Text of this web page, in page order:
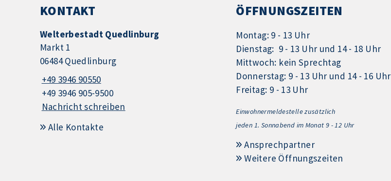
KONTAKT
Welterbestadt Quedlinburg
Markt 1
06484 Quedlinburg
+49 3946 90550
+49 3946 905-9500
Nachricht schreiben
Alle Kontakte
ÖFFNUNGSZEITEN
Montag: 9 - 13 Uhr
Dienstag: 9 - 13 Uhr und 14 - 18 Uhr
Mittwoch: kein Sprechtag
Donnerstag: 9 - 13 Uhr und 14 - 16 Uhr
Freitag: 9 - 13 Uhr
Einwohnermeldestelle zusätzlich
jeden 1. Sonnabend im Monat 9 - 12 Uhr
Ansprechpartner
Weitere Öffnungszeiten